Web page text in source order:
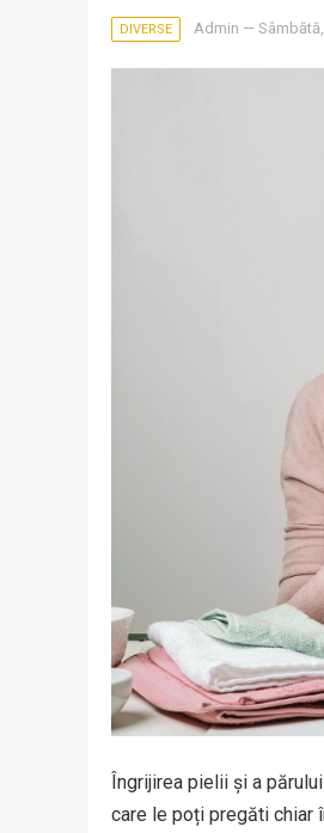
DIVERSE Admin —
Îngrijirea pielii și a
care le poți pregăti chiar